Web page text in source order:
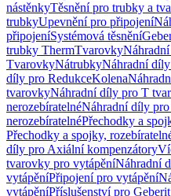
nástěnkyTěsnění pro trubky a
trubkyUpevnění pro připojení
připojeníSystémová těsnění
trubky ThermTvarovky
TvarovkyNátrubkyNáhradní
díly pro RedukceKolena
tvarovkyNáhradní díly pro T
nerozebíratelnéNáhradní díly
nerozebíratelnéPřechodky a
Přechodky a spojky,
díly pro Axiální kompenzátory
tvarovky pro vytápěníNáhradní
vytápěníPřipojení pro vytápění
vytápěníPříslušenství pro